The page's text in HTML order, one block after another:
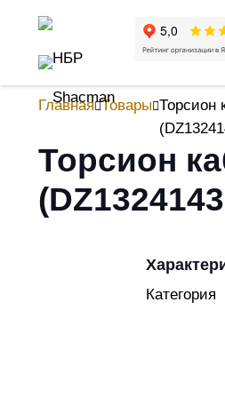
Главная Товары Торсион
Торсион
Категория